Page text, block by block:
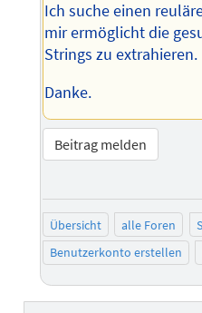
Ich suche einen
mir ermöglicht die
Strings zu extrahieren.
Danke.
Beitrag melden
Übersicht alle Foren
Benutzerkonto erstellen